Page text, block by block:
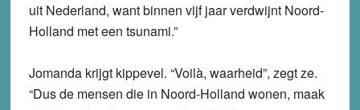
uit Nederland, want binnen vijf jaar verdwijnt Noord-
Holland met een tsunami.”
Jomanda krijgt kippevel. “Voilà, waarheid”, zegt ze.
“Dus de mensen die in Noord-Holland wonen, maak